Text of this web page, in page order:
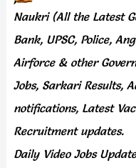
Naukri (All the Latest
Bank, UPSC, Police,
Airforce & other
Jobs, Sarkari Results,
notifications, Latest
Recruitment updates.
Daily Video Jobs